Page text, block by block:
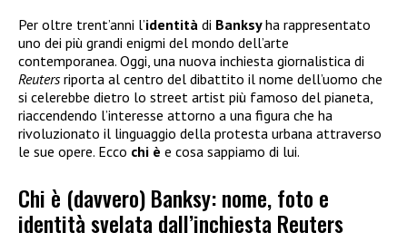
Per oltre trent’anni l’identità di Banksyha rappresentato
uno dei più grandi enigmi del mondo dell’arte
contemporanea. Oggi, una nuova inchiesta giornalistica di
Reutersriporta al centro del dibattito il nome dell’uomo che
si celerebbe dietro lo street artist più famoso del pianeta,
riaccendendo l’interesse attorno a una figura che ha
rivoluzionato il linguaggio della protesta urbana attraverso
le sue opere. Ecco chi è e cosa sappiamo di lui.
Chi è (davvero) Banksy: nome, foto e
identità svelata dall’inchiesta Reuters